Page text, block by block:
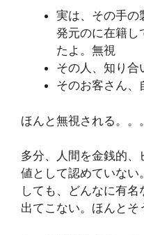
実は、その手の
発元のに在籍し
たよ。無視
その人、知り合
そのお客さん、
ほんと無視される。。。
多分、人間を金銭的
値として認めていない
しても、どんなに有
出てこない。ほんとそ